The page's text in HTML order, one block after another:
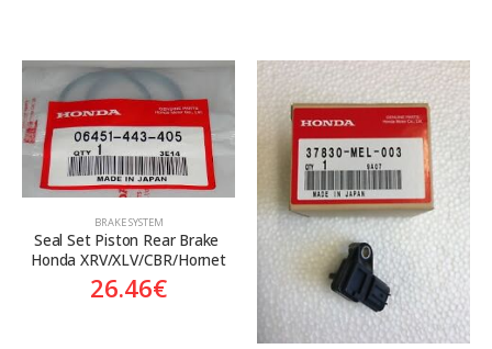
BRAKE SYSTEM
Seal Set Piston Rear Brake
Honda XRV/XLV/CBR/Hornet
26.46€